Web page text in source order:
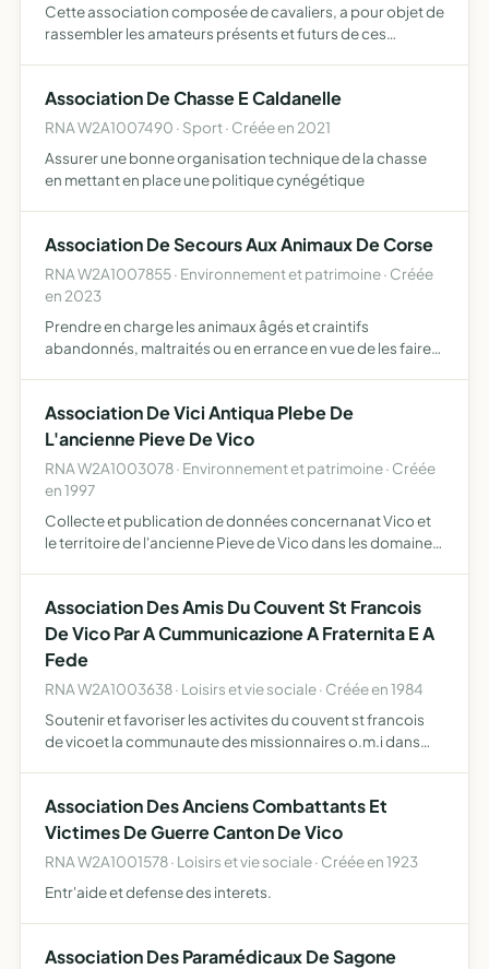
Cette association composée de cavaliers, a pour objet de
rassembler les amateurs présents et futurs de ces
…
Association De Chasse E Caldanelle
RNA W2A1007490 · Sport · Créée en 2021
Assurer une bonne organisation technique de la chasse
en mettant en place une politique cynégétique
Association De Secours Aux Animaux De Corse
RNA W2A1007855 · Environnement et patrimoine · Créée
en 2023
Prendre en charge les animaux âgés et craintifs
abandonnés, maltraités ou en errance en vue de les faire
animal
Association De Vici Antiqua Plebe De
L'ancienne Pieve De Vico
RNA W2A1003078 · Environnement et patrimoine · Créée
en 1997
Collecte et publication de données concernanat Vico et
le territoire de l'ancienne Pieve de Vico dans les domaines
Association Des Amis Du Couvent St Francois
De Vico Par A Cummunicazione A Fraternita E A
Fede
RNA W2A1003638 · Loisirs et vie sociale · Créée en 1984
Soutenir et favoriser les activites du couvent st francois
de vicoet la communaute des missionnaires o.m.i dans
Association Des Anciens Combattants Et
Victimes De Guerre Canton De Vico
RNA W2A1001578 · Loisirs et vie sociale · Créée en 1923
Entr'aide et defense des interets.
Association Des Paramédicaux De Sagone